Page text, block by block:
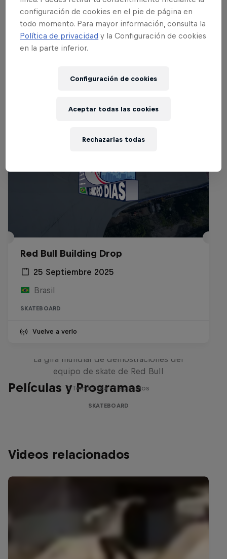
United States
Red Bull Building Drop
25 Septiembre 2025
Brasil
SKATEBOARD
Vuelve a verlo
Películas y Programas
La gira mundial de demostraciones del
equipo de skate de Red Bull
1 Temporada · 3 episodios
SKATEBOARD
Videos relacionados
configuración de cookies en el pie de página en
todo momento. Para mayor información, consulta la
Política de privacidad y la Configuración de cookies
en la parte inferior.
Configuración de cookies
Rechazarlas todas
Aceptar todas las cookies